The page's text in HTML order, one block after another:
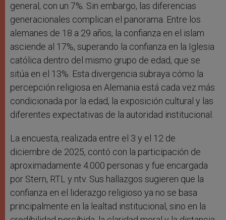
general, con un 7%. Sin embargo, las diferencias
generacionales complican el panorama. Entre los
alemanes de 18 a 29 años, la confianza en el islam
asciende al 17%, superando la confianza en la Iglesia
católica dentro del mismo grupo de edad, que se
sitúa en el 13%. Esta divergencia subraya cómo la
percepción religiosa en Alemania está cada vez más
condicionada por la edad, la exposición cultural y las
diferentes expectativas de la autoridad institucional.
La encuesta, realizada entre el 3 y el 12 de
diciembre de 2025, contó con la participación de
aproximadamente 4.000 personas y fue encargada
por Stern, RTL y ntv. Sus hallazgos sugieren que la
confianza en el liderazgo religioso ya no se basa
principalmente en la lealtad institucional, sino en la